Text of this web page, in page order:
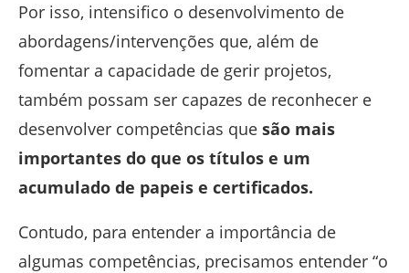
Por isso, intensifico o desenvolvimento de
abordagens/intervenções que, além de
fomentar a capacidade de gerir projetos,
também possam ser capazes de reconhecer e
desenvolver competências que são mais
importantes do que os títulos e um
acumulado de papeis e certificados.
Contudo, para entender a importância de
algumas competências, precisamos entender “o